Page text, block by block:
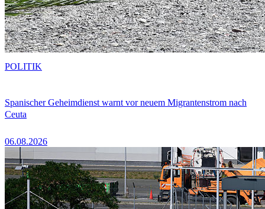
Spanischer Geheimdienst warnt vor neuem Migrantenstrom nach
Ceuta
06.08.2026
POLITIK